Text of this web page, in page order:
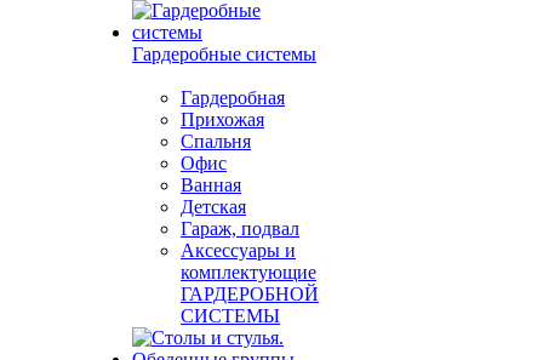
Гардеробные системы
Гардеробная
Прихожая
Спальня
Офис
Ванная
Детская
Гараж, подвал
Аксессуары и
комплектующие
ГАРДЕРОБНОЙ
СИСТЕМЫ